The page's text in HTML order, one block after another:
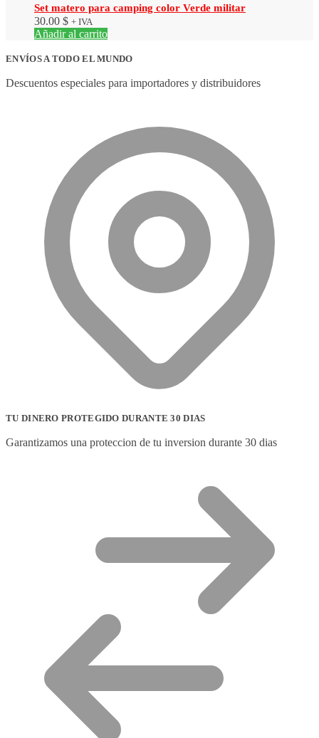
Set matero para camping color Verde militar
30.00 $ + IVA
Añadir al carrito
ENVÍOS A TODO EL MUNDO
Descuentos especiales para importadores y distribuidores
TU DINERO PROTEGIDO DURANTE 30 DIAS
Garantizamos una proteccion de tu inversion durante 30 dias